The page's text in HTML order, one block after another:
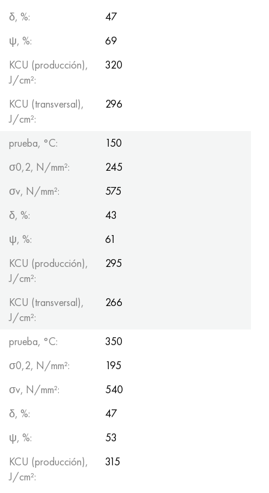
δ, %:
47
ψ, %:
69
KCU (producción),
J/cm²:
320
KCU (transversal),
J/cm²:
296
prueba, °C:
150
σ0,2, N/mm²:
245
σv, N/mm²:
575
δ, %:
43
ψ, %:
61
KCU (producción),
J/cm²:
295
KCU (transversal),
J/cm²:
266
prueba, °C:
350
σ0,2, N/mm²:
195
σv, N/mm²:
540
δ, %:
47
ψ, %:
53
KCU (producción),
J/cm²:
315